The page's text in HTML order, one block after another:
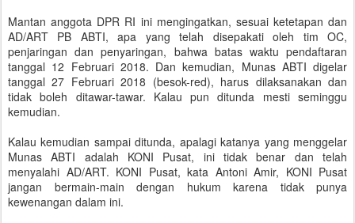
Mantan anggota DPR RI ini mengingatkan, sesuai ketetapan dan
AD/ART PB ABTI, apa yang telah disepakati oleh tim OC,
penjaringan dan penyaringan, bahwa batas waktu pendaftaran
tanggal 12 Februari 2018. Dan kemudian, Munas ABTI digelar
tanggal 27 Februari 2018 (besok-red), harus dilaksanakan dan
tidak boleh ditawar-tawar. Kalau pun ditunda mesti seminggu
kemudian.
Kalau kemudian sampai ditunda, apalagi katanya yang menggelar
Munas ABTI adalah KONI Pusat, ini tidak benar dan telah
menyalahi AD/ART. KONI Pusat, kata Antoni Amir, KONI Pusat
jangan bermain-main dengan hukum karena tidak punya
kewenangan dalam ini.